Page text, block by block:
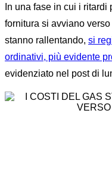
In una fase in cui i
fornitura si avviano
stanno rallentando, si
ordinativi, più evidente
evidenziato nel post di